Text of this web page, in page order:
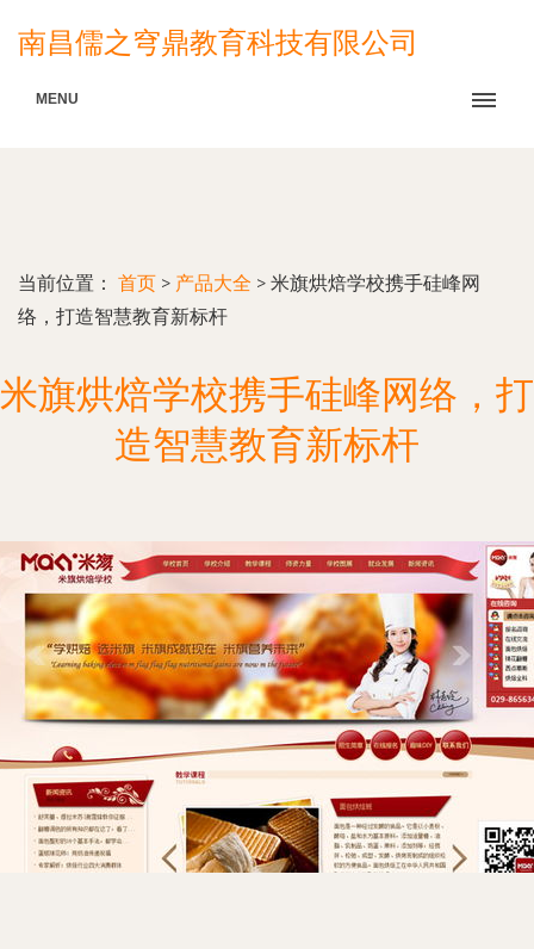
南昌儒之穹鼎教育科技有限公司
MENU
当前位置： 首页 > 产品大全 > 米旗烘焙学校携手硅峰网
络，打造智慧教育新标杆
米旗烘焙学校携手硅峰网络，打
造智慧教育新标杆